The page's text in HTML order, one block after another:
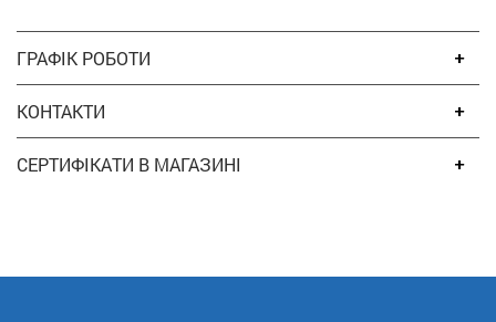
ГРАФІК РОБОТИ
КОНТАКТИ
СЕРТИФІКАТИ В МАГАЗИНІ